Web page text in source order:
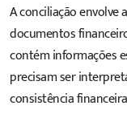
A conciliação envolve
documentos
contém informações
precisam ser
consistência